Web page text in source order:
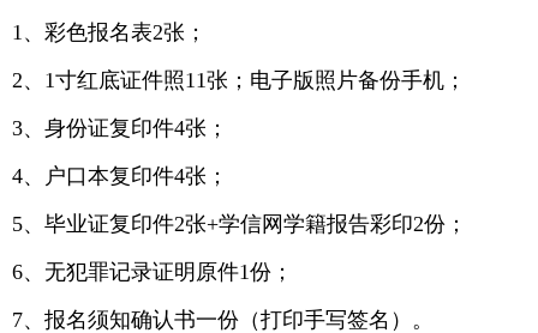
1、彩色报名表2张；
2、1寸红底证件照11张；电子版照片备份手机；
3、身份证复印件4张；
4、户口本复印件4张；
5、毕业证复印件2张+学信网学籍报告彩印2份；
6、无犯罪记录证明原件1份；
7、报名须知确认书一份（打印手写签名）。